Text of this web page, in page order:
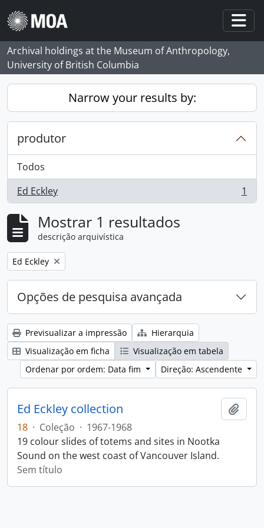
Skip to main content
Archival holdings at the Museum of Anthropology,
University of British Columbia
Narrow your results by:
produtor
Todos
Ed Eckley
, 1 resultados 1
Mostrar 1 resultados
descrição arquivística
Remove filter:
Ed Eckley
Opções de pesquisa avançada
Previsualizar a impressão
Hierarquia
Visualização em ficha
Visualização em tabela
Ordenar por ordem: Data fim
Direção: Ascendente
Ed Eckley collection
18 · Coleção · 1967-1968
19 colour slides of totems and sites in Nootka
Sound on the west coast of Vancouver Island.
Sem título